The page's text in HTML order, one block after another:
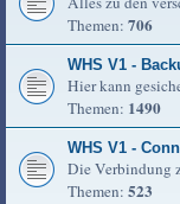
Themen: 706
WHS V1 -
Hier kann
Themen: 1490
WHS V1 -
Die Verbindung
Themen: 523